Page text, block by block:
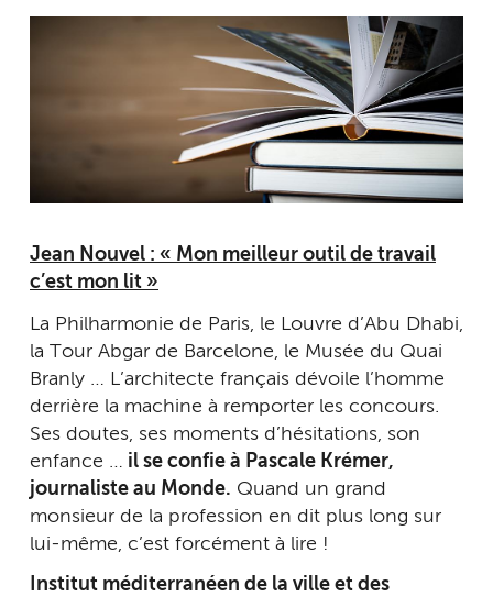
Jean Nouvel : « Mon meilleur outil de travail
c’est mon lit »
La Philharmonie de Paris, le Louvre d’Abu Dhabi,
la Tour Abgar de Barcelone, le Musée du Quai
Branly … L’architecte français dévoile l’homme
derrière la machine à remporter les concours.
Ses doutes, ses moments d’hésitations, son
enfance … il se confie à Pascale Krémer,
journaliste au Monde. Quand un grand
monsieur de la profession en dit plus long sur
lui-même, c’est forcément à lire !
Institut méditerranéen de la ville et des